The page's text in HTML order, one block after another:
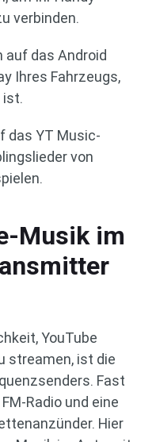
verbinden.
auf das Android
Ihres Fahrzeugs,
ist.
das YT Music-
von
Musik im
YouTube
streamen, ist die
Fast
Radio und eine
Hier